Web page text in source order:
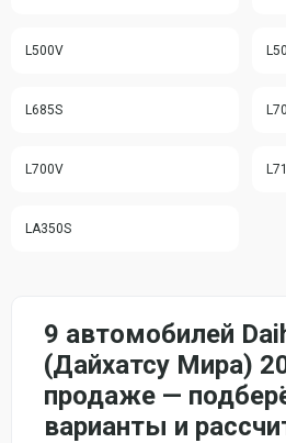
L500V
L685S
L700V
LA350S
9 автомобилей
(Дайхатсу Мира)
продаже —
варианты и